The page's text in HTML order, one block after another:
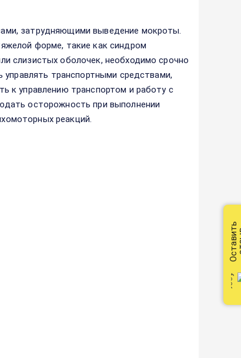
затрудняющими выведение мокроты.
форме, такие как синдром
слизистых оболочек, необходимо срочно
управлять транспортными средствами,
к управлению транспортом и работу с
осторожность при выполнении
реакций.
Оставить